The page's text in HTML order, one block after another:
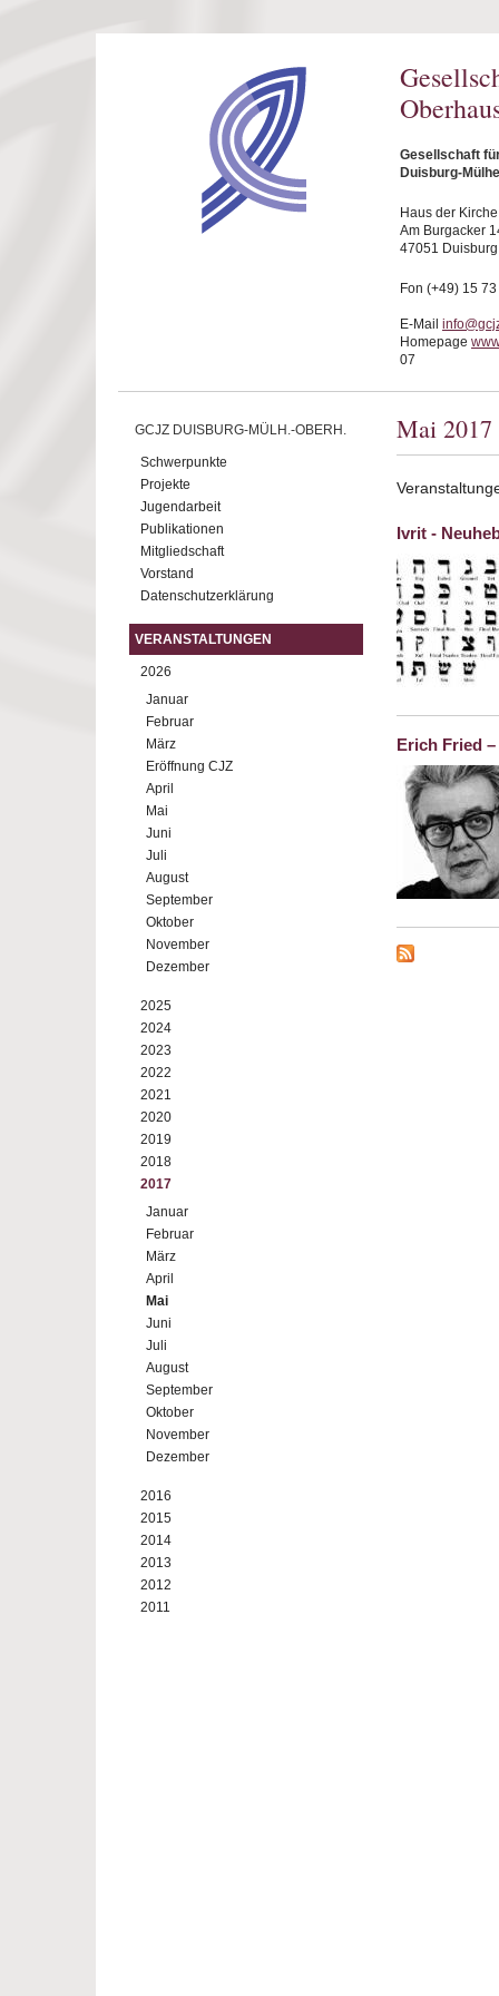
Gesellschaft
Duisburg-
Haus der Kirche
Am Burgacker
47051 Duisburg
Fon (+49) 15
E-Mail
Homepage
07
GCJZ DUISBURG-MÜLH.-OBERH.
Schwerpunkte
Projekte
Jugendarbeit
Publikationen
Mitgliedschaft
Vorstand
Datenschutzerklärung
VERANSTALTUNGEN
2026
Januar
Februar
März
Eröffnung CJZ
April
Mai
Juni
Juli
August
September
Oktober
November
Dezember
2025
2024
2023
2022
2021
2020
2019
2018
2017
Januar
Februar
März
April
Mai
Juni
Juli
August
September
Oktober
November
Dezember
2016
2015
2014
2013
2012
2011
Mai 2017
Ivrit -
Erich Fried